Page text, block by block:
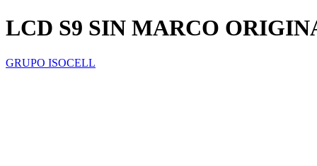
LCD S9 SIN MARCO
GRUPO ISOCELL